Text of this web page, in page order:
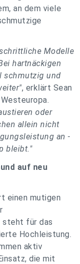
an dem viele
Modelle
hartnäckigen
schmutzig und
, erklärt Sean
oder
allein nicht
an -
bleibt."
auf neu
einen mutigen
steht für das
Hochleistung.
aktiv
die mit